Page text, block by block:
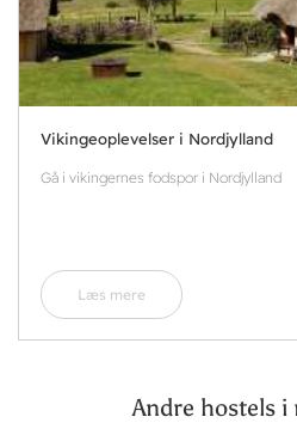
Vikingeoplevelser i Nordjylland
Gå i vikingernes fodspor i Nordjylland
Læs mere
Andre hostels